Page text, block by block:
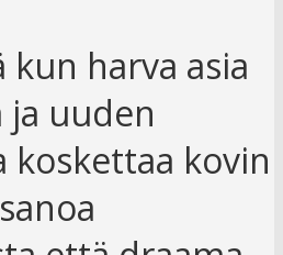
kun harva asia
ja uuden
koskettaa kovin